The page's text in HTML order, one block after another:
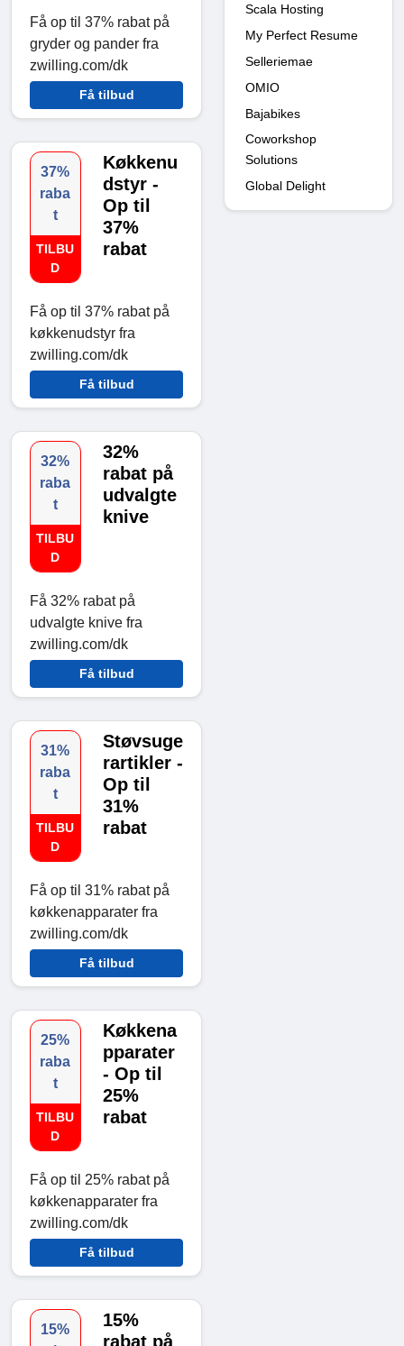
Få op til 37% rabat på
gryder og pander fra
zwilling.com/dk
Få tilbud
37%
raba
t
TILBU
D
Køkkenu
dstyr -
Op til
37%
rabat
Få op til 37% rabat på
køkkenudstyr fra
zwilling.com/dk
Få tilbud
32%
raba
t
TILBU
D
32%
rabat på
udvalgte
knive
Få 32% rabat på
udvalgte knive fra
zwilling.com/dk
Få tilbud
31%
raba
t
TILBU
D
Støvsuge
rartikler -
Op til
31%
rabat
Få op til 31% rabat på
køkkenapparater fra
zwilling.com/dk
Få tilbud
25%
raba
t
TILBU
D
Køkkena
pparater
- Op til
25%
rabat
Få op til 25% rabat på
køkkenapparater fra
zwilling.com/dk
Få tilbud
15%
15%
rabat på
Scala Hosting
My Perfect Resume
Selleriemae
OMIO
Bajabikes
Coworkshop
Solutions
Global Delight